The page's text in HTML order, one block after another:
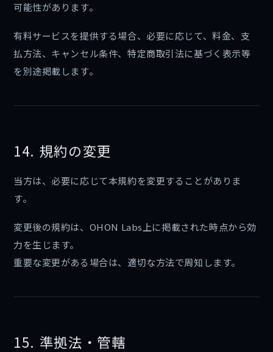
可能性があります。
有料サービスを提供する場合、必要に応じて、料金、支
払方法、キャンセル条件、特定商取引法に基づく表示等
を別途掲載します。
14. 規約の変更
当方は、必要に応じて本規約を変更することがありま
す。
変更後の規約は、OHON Labs上に掲載された時点から効
力を生じます。
重要な変更がある場合は、適切な方法で周知します。
15. 準拠法・管轄